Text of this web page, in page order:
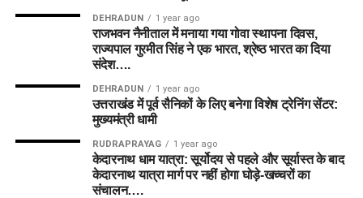
तुरंत अपनी फैंटेसी टीम अपडेट करें।
ऑलराउंडर्स पर ध्यान दें:द हंड्रेड फॉर्मेट में उन ऑलराउंडरों को
प्राथमिकता दें जो टॉप-4 में बल्लेबाजी करते हैं और कम से कम
15-20 गेंदें फेंकते हैं।
गेंदबाजी विश्लेषण:केनिंगटन ओवल में डेथ ओवरों (Death
टीम में रखना न भूलें, क्योंकि इस दौरान विकेट गिरने की संभावना
सबसे अधिक होती है।
Harry Brook
Top Wicket Takers Prediction
गेंदबाजी विभाग में ये खिलाड़ी शानदार प्रदर्शन कर सकते हैं।
Nathan Ellis
Ben Dwarshuis
DEHRADUN 1 year ago
राजभवन नैनीताल में मनाया गया गोवा स्थापना दिवस,
राज्यपाल गुरमीत सिंह ने एक भारत, श्रेष्ठ भारत का दिया
संदेश….
DEHRADUN 1 year ago
उत्तराखंड में पूर्व सैनिकों के लिए बनेगा विशेष ट्रेनिंग सेंटर:
मुख्यमंत्री धामी
RUDRAPRAYAG 1 year ago
केदारनाथ धाम यात्रा: सूर्योदय से पहले और सूर्यास्त के बाद
केदारनाथ यात्रा मार्ग पर नहीं होगा घोड़े-खच्चरों का
संचालन….